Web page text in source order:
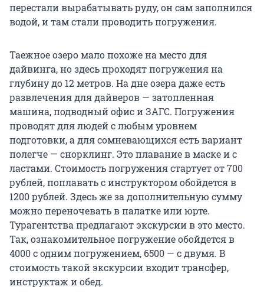
перестали вырабатывать руду, он сам заполнился
водой, и там стали проводить погружения.
Таежное озеро мало похоже на место для
дайвинга, но здесь проходят погружения на
глубину до 12 метров. На дне озера даже есть
развлечения для дайверов — затопленная
машина, подводный офис и ЗАГС. Погружения
проводят для людей с любым уровнем
подготовки, а для сомневающихся есть вариант
полегче — снорклинг. Это плавание в маске и с
ластами. Стоимость погружения стартует от 700
рублей, поплавать с инструктором обойдется в
1200 рублей. Здесь же за дополнительную сумму
можно переночевать в палатке или юрте.
Турагентства предлагают экскурсии в это место.
Так, ознакомительное погружение обойдется в
4000 с одним погружением, 6500 — с двумя. В
стоимость такой экскурсии входит трансфер,
инструктаж и обед.